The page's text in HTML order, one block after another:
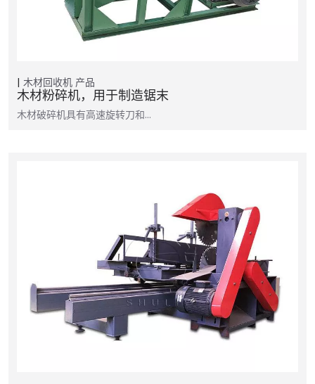
木材回收机 产品
木材粉碎机，用于制造锯末
木材破碎机具有高速旋转刀和…